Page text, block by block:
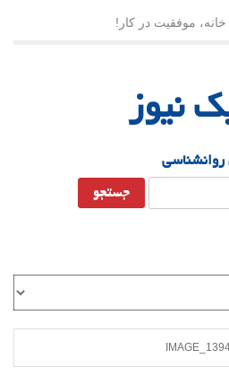
موفقیت در کار!
تاب‌آوری اجتماعی در روزگار دشوار
نیوز